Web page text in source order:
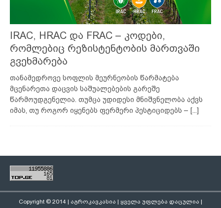
IRAC, HRAC და FRAC – კოდები,
რომლებიც რეზისტენტობის მართვაში
გვეხმარება
თანამედროვე სოფლის მეურნეობის წარმატება
მცენარეთა დაცვის საშუალებების გარეშე
წარმოუდგენელია. თუმცა უდიდესი მნიშვნელობა აქვს
იმას, თუ როგორ იყენებს ფერმერი პესტიციდებს – [...]
Copyright © 2014 | აგროკავკასია | ყველა უფლება დაცულია |